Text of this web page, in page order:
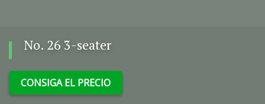
No. 26 3-seater
CONSIGA EL PRECIO